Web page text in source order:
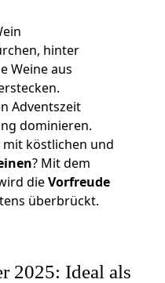
hinter
Weine aus
Adventszeit
dominieren.
köstlichen und
? Mit dem
dieVorfreude
überbrückt.
2025: Ideal als